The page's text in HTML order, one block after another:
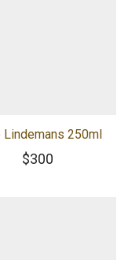
Lindemans 250ml
$300